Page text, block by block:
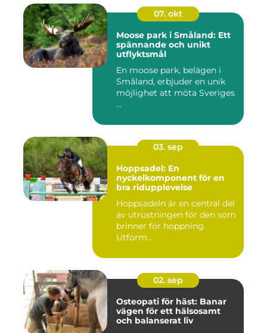
07. okt
Moose park i Småland: Ett
spännande och unikt
utflyktsmål
En moose park, belägen i
Småland, erbjuder en unik
möjlighet att möta Sveriges
...
03. sep
Hoppsadel: En
nyckelkomponent för en
bra ridupplevelse
Hoppsadeln är en central del
av utrustningen för den som
brinner för hoppning.
Utform...
02. sep
Osteopati för häst: Banar
vägen för ett hälsosamt
och balanserat liv